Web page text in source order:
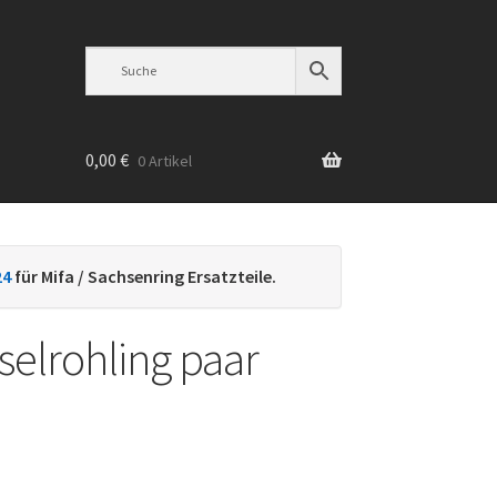
0,00 € 0 Artikel
für Mifa / Sachsenring Ersatzteile.
paar